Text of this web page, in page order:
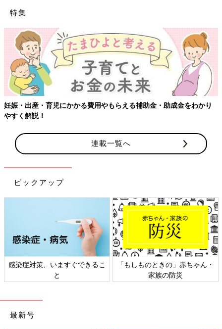
特集
妊娠・出産・育児にかかる費用やもらえる補助金・助成金をわかり
やすく解説！
連載一覧へ
ピックアップ
感染症対策、いますぐできるこ
と
「もしものときの」赤ちゃん・
家族の防災
最新号